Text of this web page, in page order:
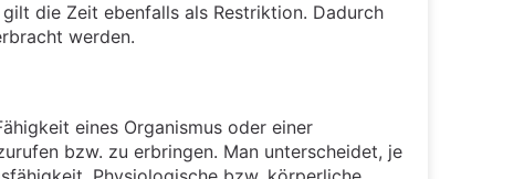
die Zeit ebenfalls als Restriktion. Dadurch
werden.
eines Organismus oder einer
bzw. zu erbringen. Man unterscheidet, je